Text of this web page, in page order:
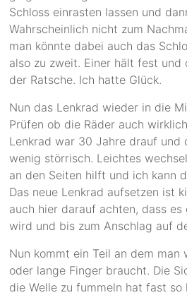
Schloss einrasten lassen und
Wahrscheinlich nicht zum
man könnte dabei auch das
also zu zweit. Einer hält fest und
der Ratsche. Ich hatte Glück.
Nun das Lenkrad wieder in die
Prüfen ob die Räder auch
Lenkrad war 30 Jahre drauf und
wenig störrisch. Leichtes
an den Seiten hilft und ich kann
Das neue Lenkrad aufsetzen ist
auch hier darauf achten, dass
wird und bis zum Anschlag auf
Nun kommt ein Teil an dem man
oder lange Finger braucht. Die
die Welle zu fummeln hat fast